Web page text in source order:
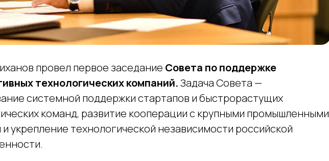
провел первое заседание Совета по поддержке
технологических компаний.Задача Совета —
системной поддержки стартапов и быстрорастущих
команд, развитие кооперации с крупными промышленными
укрепление технологической независимости российской